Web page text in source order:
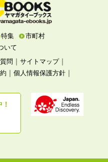
特集
市町村
いて
問 ｜サイトマップ｜
｜個人情報保護方針 ｜